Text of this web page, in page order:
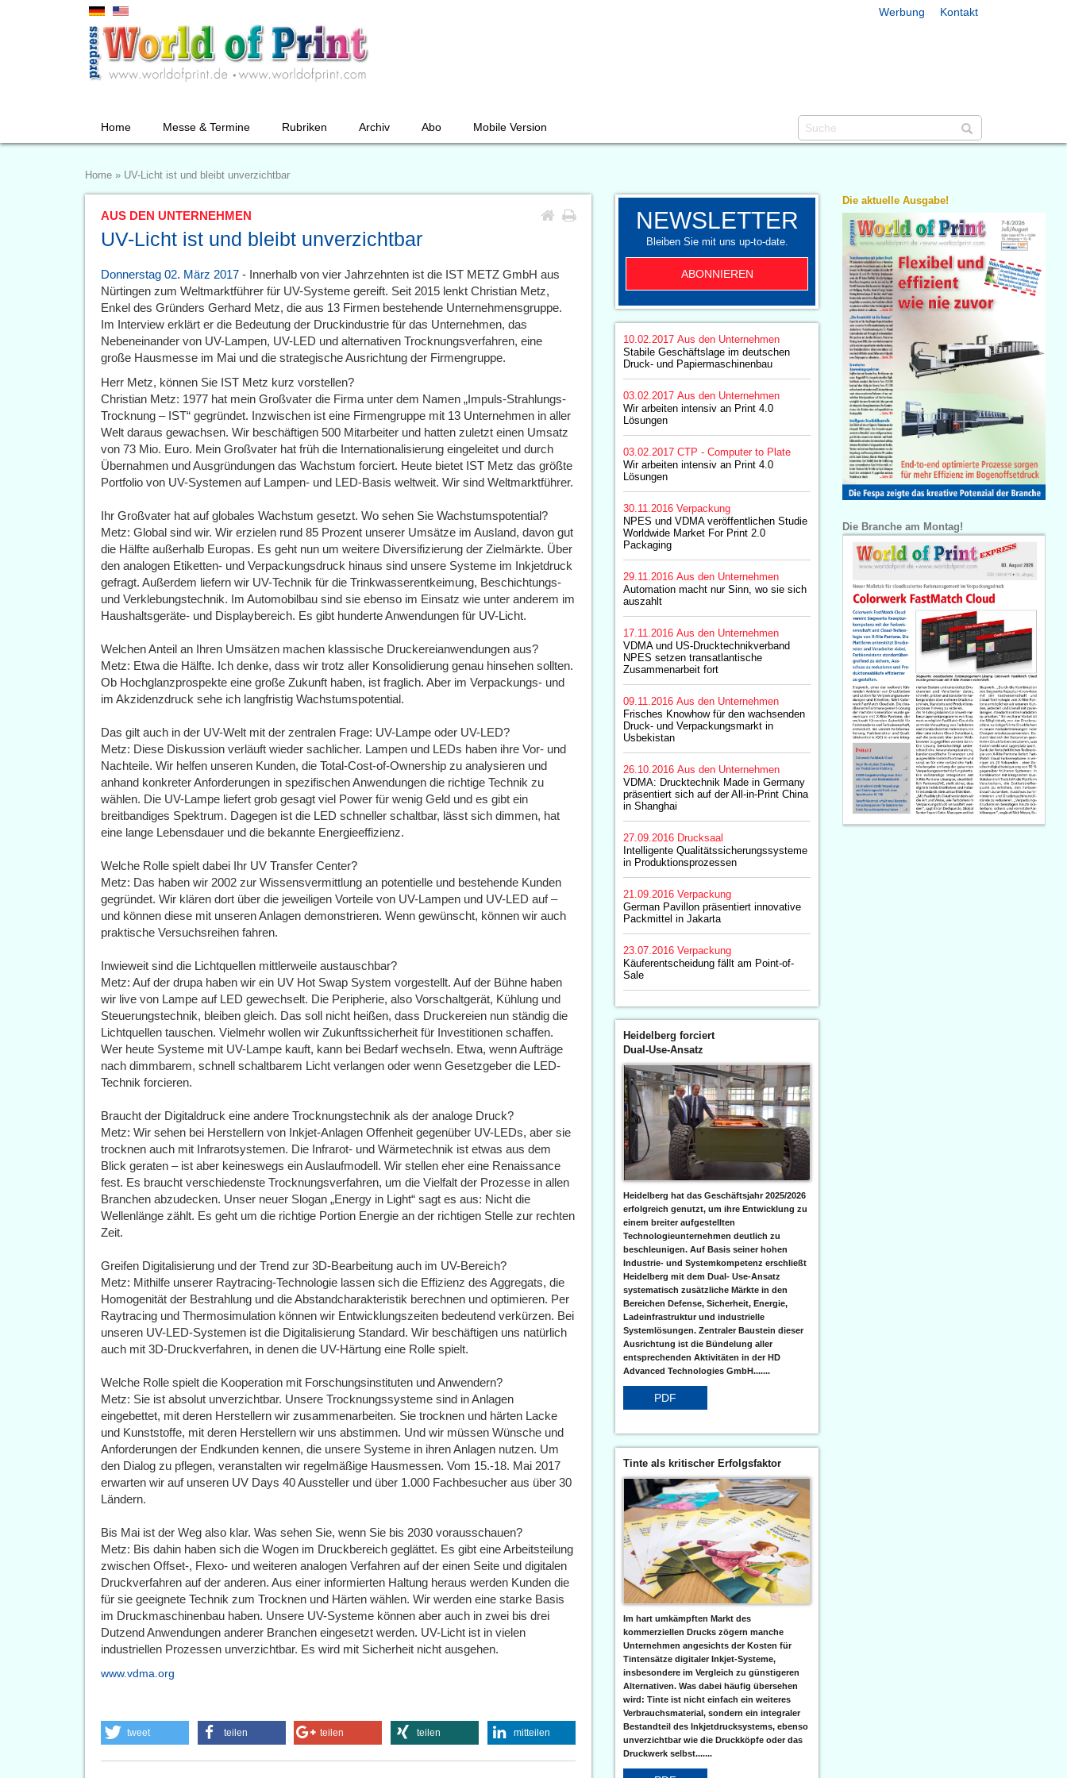
Werbung Kontakt
Home Messe & Termine Rubriken Archiv Abo Mobile Version
Home » UV-Licht ist und bleibt unverzichtbar
AUS DEN UNTERNEHMEN
UV-Licht ist und bleibt unverzichtbar
Donnerstag 02. März 2017 - Innerhalb von vier Jahrzehnten ist die IST METZ GmbH aus
Nürtingen zum Weltmarktführer für UV-Systeme gereift. Seit 2015 lenkt Christian Metz,
Enkel des Gründers Gerhard Metz, die aus 13 Firmen bestehende Unternehmensgruppe.
Im Interview erklärt er die Bedeutung der Druckindustrie für das Unternehmen, das
Nebeneinander von UV-Lampen, UV-LED und alternativen Trocknungsverfahren, eine
große Hausmesse im Mai und die strategische Ausrichtung der Firmengruppe.
Herr Metz, können Sie IST Metz kurz vorstellen?
Christian Metz: 1977 hat mein Großvater die Firma unter dem Namen „Impuls-Strahlungs-
Trocknung – IST“ gegründet. Inzwischen ist eine Firmengruppe mit 13 Unternehmen in aller
Welt daraus gewachsen. Wir beschäftigen 500 Mitarbeiter und hatten zuletzt einen Umsatz
von 73 Mio. Euro. Mein Großvater hat früh die Internationalisierung eingeleitet und durch
Übernahmen und Ausgründungen das Wachstum forciert. Heute bietet IST Metz das größte
Portfolio von UV-Systemen auf Lampen- und LED-Basis weltweit. Wir sind Weltmarktführer.
Ihr Großvater hat auf globales Wachstum gesetzt. Wo sehen Sie Wachstumspotential?
Metz: Global sind wir. Wir erzielen rund 85 Prozent unserer Umsätze im Ausland, davon gut
die Hälfte außerhalb Europas. Es geht nun um weitere Diversifizierung der Zielmärkte. Über
den analogen Etiketten- und Verpackungsdruck hinaus sind unsere Systeme im Inkjetdruck
gefragt. Außerdem liefern wir UV-Technik für die Trinkwasserentkeimung, Beschichtungs-
und Verklebungstechnik. Im Automobilbau sind sie ebenso im Einsatz wie unter anderem im
Haushaltsgeräte- und Displaybereich. Es gibt hunderte Anwendungen für UV-Licht.
Welchen Anteil an Ihren Umsätzen machen klassische Druckereianwendungen aus?
Metz: Etwa die Hälfte. Ich denke, dass wir trotz aller Konsolidierung genau hinsehen sollten.
Ob Hochglanzprospekte eine große Zukunft haben, ist fraglich. Aber im Verpackungs- und
im Akzidenzdruck sehe ich langfristig Wachstumspotential.
Das gilt auch in der UV-Welt mit der zentralen Frage: UV-Lampe oder UV-LED?
Metz: Diese Diskussion verläuft wieder sachlicher. Lampen und LEDs haben ihre Vor- und
Nachteile. Wir helfen unseren Kunden, die Total-Cost-of-Ownership zu analysieren und
anhand konkreter Anforderungen in spezifischen Anwendungen die richtige Technik zu
wählen. Die UV-Lampe liefert grob gesagt viel Power für wenig Geld und es gibt ein
breitbandiges Spektrum. Dagegen ist die LED schneller schaltbar, lässt sich dimmen, hat
eine lange Lebensdauer und die bekannte Energieeffizienz.
Welche Rolle spielt dabei Ihr UV Transfer Center?
Metz: Das haben wir 2002 zur Wissensvermittlung an potentielle und bestehende Kunden
gegründet. Wir klären dort über die jeweiligen Vorteile von UV-Lampen und UV-LED auf –
und können diese mit unseren Anlagen demonstrieren. Wenn gewünscht, können wir auch
praktische Versuchsreihen fahren.
Inwieweit sind die Lichtquellen mittlerweile austauschbar?
Metz: Auf der drupa haben wir ein UV Hot Swap System vorgestellt. Auf der Bühne haben
wir live von Lampe auf LED gewechselt. Die Peripherie, also Vorschaltgerät, Kühlung und
Steuerungstechnik, bleiben gleich. Das soll nicht heißen, dass Druckereien nun ständig die
Lichtquellen tauschen. Vielmehr wollen wir Zukunftssicherheit für Investitionen schaffen.
Wer heute Systeme mit UV-Lampe kauft, kann bei Bedarf wechseln. Etwa, wenn Aufträge
nach dimmbarem, schnell schaltbarem Licht verlangen oder wenn Gesetzgeber die LED-
Technik forcieren.
Braucht der Digitaldruck eine andere Trocknungstechnik als der analoge Druck?
Metz: Wir sehen bei Herstellern von Inkjet-Anlagen Offenheit gegenüber UV-LEDs, aber sie
trocknen auch mit Infrarotsystemen. Die Infrarot- und Wärmetechnik ist etwas aus dem
Blick geraten – ist aber keineswegs ein Auslaufmodell. Wir stellen eher eine Renaissance
fest. Es braucht verschiedenste Trocknungsverfahren, um die Vielfalt der Prozesse in allen
Branchen abzudecken. Unser neuer Slogan „Energy in Light“ sagt es aus: Nicht die
Wellenlänge zählt. Es geht um die richtige Portion Energie an der richtigen Stelle zur rechten
Zeit.
Greifen Digitalisierung und der Trend zur 3D-Bearbeitung auch im UV-Bereich?
Metz: Mithilfe unserer Raytracing-Technologie lassen sich die Effizienz des Aggregats, die
Homogenität der Bestrahlung und die Abstandcharakteristik berechnen und optimieren. Per
Raytracing und Thermosimulation können wir Entwicklungszeiten bedeutend verkürzen. Bei
unseren UV-LED-Systemen ist die Digitalisierung Standard. Wir beschäftigen uns natürlich
auch mit 3D-Druckverfahren, in denen die UV-Härtung eine Rolle spielt.
Welche Rolle spielt die Kooperation mit Forschungsinstituten und Anwendern?
Metz: Sie ist absolut unverzichtbar. Unsere Trocknungssysteme sind in Anlagen
eingebettet, mit deren Herstellern wir zusammenarbeiten. Sie trocknen und härten Lacke
und Kunststoffe, mit deren Herstellern wir uns abstimmen. Und wir müssen Wünsche und
Anforderungen der Endkunden kennen, die unsere Systeme in ihren Anlagen nutzen. Um
den Dialog zu pflegen, veranstalten wir regelmäßige Hausmessen. Vom 15.-18. Mai 2017
erwarten wir auf unseren UV Days 40 Aussteller und über 1.000 Fachbesucher aus über 30
Ländern.
Bis Mai ist der Weg also klar. Was sehen Sie, wenn Sie bis 2030 vorausschauen?
Metz: Bis dahin haben sich die Wogen im Druckbereich geglättet. Es gibt eine Arbeitsteilung
zwischen Offset-, Flexo- und weiteren analogen Verfahren auf der einen Seite und digitalen
Druckverfahren auf der anderen. Aus einer informierten Haltung heraus werden Kunden die
für sie geeignete Technik zum Trocknen und Härten wählen. Wir werden eine starke Basis
im Druckmaschinenbau haben. Unsere UV-Systeme können aber auch in zwei bis drei
Dutzend Anwendungen anderer Branchen eingesetzt werden. UV-Licht ist in vielen
industriellen Prozessen unverzichtbar. Es wird mit Sicherheit nicht ausgehen.
www.vdma.org
tweet teilen teilen teilen mitteilen
NEWSLETTER
Bleiben Sie mit uns up-to-date.
ABONNIEREN
10.02.2017 Aus den Unternehmen
Stabile Geschäftslage im deutschen
Druck- und Papiermaschinenbau
03.02.2017 Aus den Unternehmen
Wir arbeiten intensiv an Print 4.0
Lösungen
03.02.2017 CTP - Computer to Plate
Wir arbeiten intensiv an Print 4.0
Lösungen
30.11.2016 Verpackung
NPES und VDMA veröffentlichen Studie
Worldwide Market For Print 2.0
Packaging
29.11.2016 Aus den Unternehmen
Automation macht nur Sinn, wo sie sich
auszahlt
17.11.2016 Aus den Unternehmen
VDMA und US-Drucktechnikverband
NPES setzen transatlantische
Zusammenarbeit fort
09.11.2016 Aus den Unternehmen
Frisches Knowhow für den wachsenden
Druck- und Verpackungsmarkt in
Usbekistan
26.10.2016 Aus den Unternehmen
VDMA: Drucktechnik Made in Germany
präsentiert sich auf der All-in-Print China
in Shanghai
27.09.2016 Drucksaal
Intelligente Qualitätssicherungssysteme
in Produktionsprozessen
21.09.2016 Verpackung
German Pavillon präsentiert innovative
Packmittel in Jakarta
23.07.2016 Verpackung
Käuferentscheidung fällt am Point-of-
Sale
Heidelberg forciert
Dual-Use-Ansatz
Heidelberg hat das Geschäftsjahr 2025/2026
erfolgreich genutzt, um ihre Entwicklung zu
einem breiter aufgestellten
Technologieunternehmen deutlich zu
beschleunigen. Auf Basis seiner hohen
Industrie- und Systemkompetenz erschließt
Heidelberg mit dem Dual- Use-Ansatz
systematisch zusätzliche Märkte in den
Bereichen Defense, Sicherheit, Energie,
Ladeinfrastruktur und industrielle
Systemlösungen. Zentraler Baustein dieser
Ausrichtung ist die Bündelung aller
entsprechenden Aktivitäten in der HD
Advanced Technologies GmbH.......
PDF
Tinte als kritischer Erfolgsfaktor
Im hart umkämpften Markt des
kommerziellen Drucks zögern manche
Unternehmen angesichts der Kosten für
Tintensätze digitaler Inkjet-Systeme,
insbesondere im Vergleich zu günstigeren
Alternativen. Was dabei häufig übersehen
wird: Tinte ist nicht einfach ein weiteres
Verbrauchsmaterial, sondern ein integraler
Bestandteil des Inkjetdrucksystems, ebenso
unverzichtbar wie die Druckköpfe oder das
Druckwerk selbst.......
Die aktuelle Ausgabe!
Die Branche am Montag!